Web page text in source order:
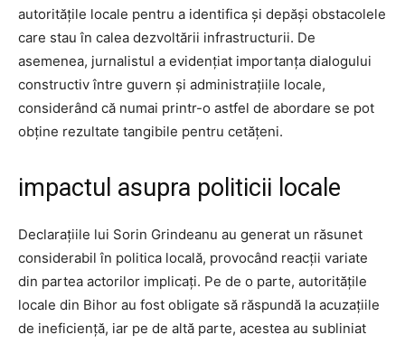
autoritățile locale pentru a identifica și depăși obstacolele
care stau în calea dezvoltării infrastructurii. De
asemenea, jurnalistul a evidențiat importanța dialogului
constructiv între guvern și administrațiile locale,
considerând că numai printr-o astfel de abordare se pot
obține rezultate tangibile pentru cetățeni.
impactul asupra politicii locale
Declarațiile lui Sorin Grindeanu au generat un răsunet
considerabil în politica locală, provocând reacții variate
din partea actorilor implicați. Pe de o parte, autoritățile
locale din Bihor au fost obligate să răspundă la acuzațiile
de ineficiență, iar pe de altă parte, acestea au subliniat